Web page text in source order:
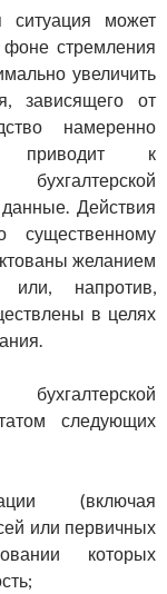
ситуация может
фоне стремления
увеличить
зависящего от
намеренно
приводит к
бухгалтерской
Действия
существенному
желанием
или, напротив,
в целях
следующих
(включая
или первичных
которых